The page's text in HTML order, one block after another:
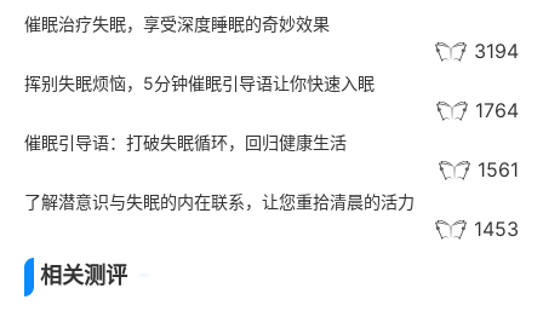
催眠治疗失眠，享受深度睡眠的奇妙效果
3194
挥别失眠烦恼，5分钟催眠引导语让你快速入眠
1764
催眠引导语：打破失眠循环，回归健康生活
1561
了解潜意识与失眠的内在联系，让您重拾清晨的活力
1453
相关测评